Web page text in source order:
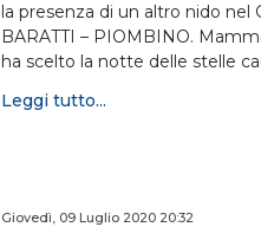
la presenza di un altro nido nel
BARATTI – PIOMBINO.
ha scelto la notte delle stelle
Leggi tutto...
Giovedì, 09 Luglio 2020 20:32